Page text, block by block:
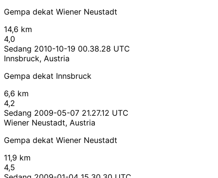
Gempa dekat Wiener Neustadt
14,6 km
4,0
Sedang 2010-10-19 00.38.28 UTC
Innsbruck, Austria
Gempa dekat Innsbruck
6,6 km
4,2
Sedang 2009-05-07 21.27.12 UTC
Wiener Neustadt, Austria
Gempa dekat Wiener Neustadt
11,9 km
4,5